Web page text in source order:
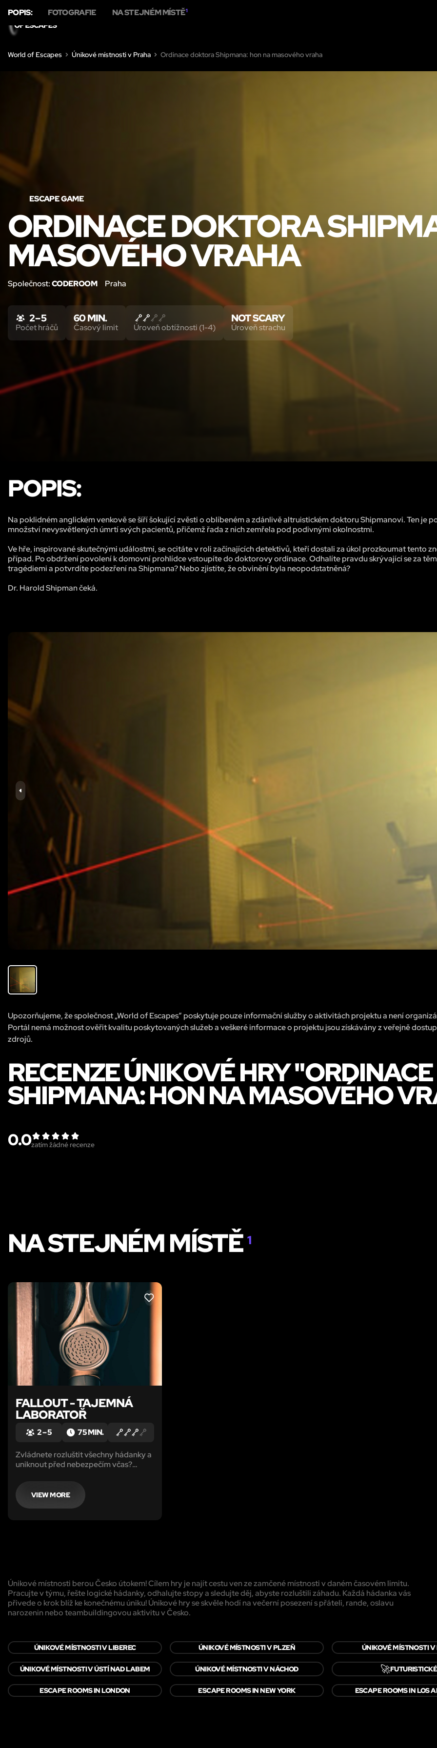
World of Escapes Únikové místnosti v Praha Ordinace doktora Shipmana: hon na masového vraha
ESCAPE GAME
ORDINACE DOKTORA
MASOVÉHO VRAHA
Společnost:CODEROOM Praha
POPIS: FOTOGRAFIE NA STEJNÉM MÍSTĚ1
2 – 5
Počet hráčů
60 MIN.
Časový limit Úroveň obtížnosti (1-4)
NOT SCARY
Úroveň strachu
POPIS:
Na poklidném anglickém venkově se šíří šokující zvěsti o oblíbeném a zdánlivě altruistickém doktoru Shipmanovi. Ten je
množství nevysvětlených úmrtí svých pacientů, přičemž řada z nich zemřela pod podivnými okolnostmi.
Ve hře, inspirované skutečnými událostmi, se ocitáte v roli začínajících detektivů, kteří dostali za úkol prozkoumat tento
případ. Po obdržení povolení k domovní prohlídce vstoupíte do doktorovy ordinace. Odhalíte pravdu skrývající se za
tragédiemi a potvrdíte podezření na Shipmana? Nebo zjistíte, že obvinění byla neopodstatněná?
Dr. Harold Shipman čeká.
Upozorňujeme, že společnost „World of Escapes“ poskytuje pouze informační služby o aktivitách projektu a není
Portál nemá možnost ověřit kvalitu poskytovaných služeb a veškeré informace o projektu jsou získávány z veřejně
zdrojů.
RECENZE ÚNIKOVÉ HRY
SHIPMANA: HON NA MASOVÉHO
0.0zatím žádné recenze
NA STEJNÉM MÍSTĚ 1
LIKE
FALLOUT - TAJEMNÁ
LABORATOŘ
2 – 5 75 MIN.
Zvládnete rozluštit všechny hádanky a
uniknout před nebezpečím včas?
důvtip potřebný k tomu, abyste přežili
v tomto zničeném světě!
VIEW MORE
Únikové místnosti berou Česko útokem! Cílem hry je najít cestu ven ze zamčené místnosti v daném časovém limitu.
Pracujte v týmu, řešte logické hádanky, odhalujte stopy a sledujte děj, abyste rozluštili záhadu. Každá hádanka vás
přivede o krok blíž ke konečnému úniku! Únikové hry se skvěle hodí na večerní posezení s přáteli, rande, oslavu
narozenin nebo teambuildingovou aktivitu v Česko.
ÚNIKOVÉ MÍSTNOSTI V LIBEREC ÚNIKOVÉ MÍSTNOSTI V PLZEŇ ÚNIKOVÉ MÍSTNOSTI V
ÚNIKOVÉ MÍSTNOSTI V ÚSTÍ NAD LABEM ÚNIKOVÉ MÍSTNOSTI V NÁCHOD 🚀FUTURISTICKÉ
ESCAPE ROOMS IN LONDON ESCAPE ROOMS IN NEW YORK ESCAPE ROOMS IN LOS